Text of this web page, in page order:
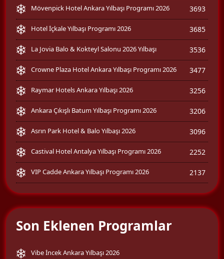
Mövenpick Hotel Ankara Yılbaşı Programı 2026 3693
Hotel İçkale Yılbaşı Programı 2026 3685
La Jovia Balo & Kokteyl Salonu 2026 Yılbaşı 3536
Crowne Plaza Hotel Ankara Yılbaşı Programı 2026 3477
Raymar Hotels Ankara Yılbaşı 2026 3256
Ankara Çıkışlı Batum Yılbaşı Programı 2026 3206
Asrın Park Hotel & Balo Yılbaşı 2026 3096
Castival Hotel Antalya Yılbaşı Programı 2026 2252
VIP Cadde Ankara Yılbaşı Programı 2026 2137
Son Eklenen Programlar
Vibe İncek Ankara Yılbaşı 2026